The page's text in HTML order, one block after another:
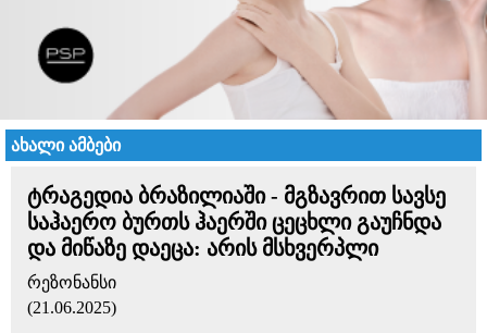
ახალი ამბები
ტრაგედია ბრაზილიაში - მგზავრით სავსე
საჰაერო ბურთს ჰაერში ცეცხლი გაუჩნდა
და მიწაზე დაეცა: არის მსხვერპლი
რეზონანსი
(21.06.2025)